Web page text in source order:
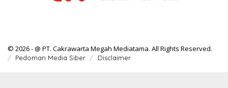
© 2026 - @ PT. Cakrawarta Megah Mediatama. All Rights Reserved.
Pedoman Media Siber Disclaimer